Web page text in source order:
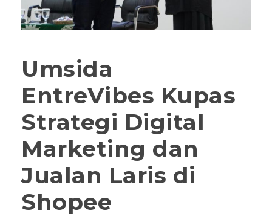
Umsida
EntreVibes Kupas
Strategi Digital
Marketing dan
Jualan Laris di
Shopee